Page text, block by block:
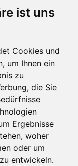
ist uns
Cookies und
um Ihnen ein
zu
die Sie
Ergebnisse
woher
oder um
entwickeln.